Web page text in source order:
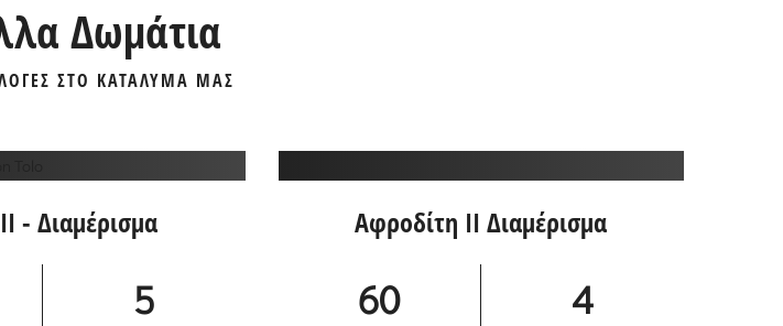
Δωμάτια
ΣΤΟ ΚΑΤΑΛΥΜΑ ΜΑΣ
- Διαμέρισμα
5
Αφροδίτη II Διαμέρισμα
60 4